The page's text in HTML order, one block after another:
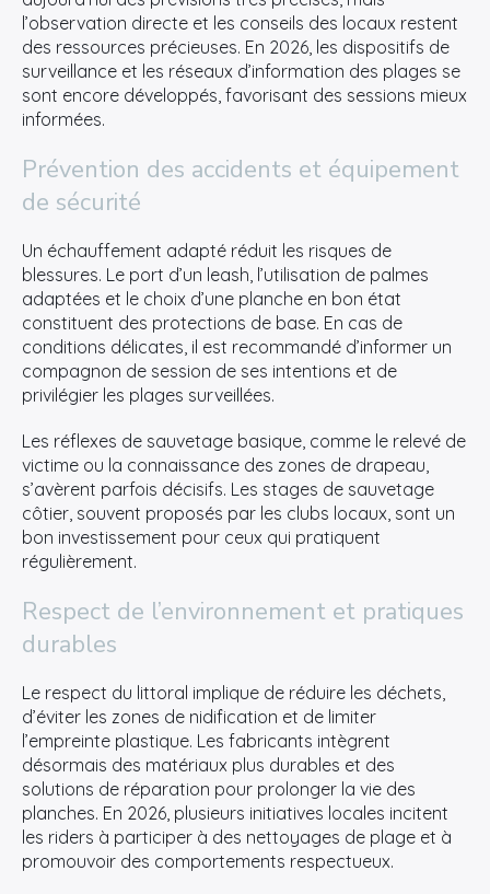
l’observation directe et les conseils des locaux restent
des ressources précieuses. En 2026, les dispositifs de
surveillance et les réseaux d’information des plages se
sont encore développés, favorisant des sessions mieux
informées.
Prévention des accidents et équipement
de sécurité
Un échauffement adapté réduit les risques de
blessures. Le port d’un leash, l’utilisation de palmes
adaptées et le choix d’une planche en bon état
constituent des protections de base. En cas de
conditions délicates, il est recommandé d’informer un
compagnon de session de ses intentions et de
privilégier les plages surveillées.
Les réflexes de sauvetage basique, comme le relevé de
victime ou la connaissance des zones de drapeau,
s’avèrent parfois décisifs. Les stages de sauvetage
côtier, souvent proposés par les clubs locaux, sont un
bon investissement pour ceux qui pratiquent
régulièrement.
Respect de l’environnement et pratiques
durables
Le respect du littoral implique de réduire les déchets,
d’éviter les zones de nidification et de limiter
l’empreinte plastique. Les fabricants intègrent
désormais des matériaux plus durables et des
solutions de réparation pour prolonger la vie des
planches. En 2026, plusieurs initiatives locales incitent
les riders à participer à des nettoyages de plage et à
promouvoir des comportements respectueux.
Rechercher